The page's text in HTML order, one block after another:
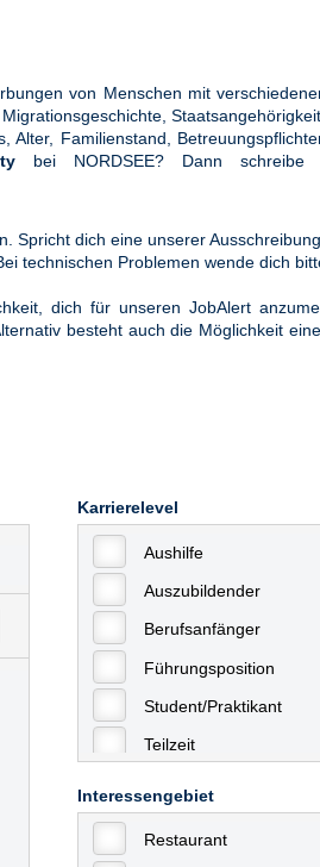
von Menschen mit
Alter, Familienstand,
bei NORDSEE? Dann
Spricht dich eine unserer
technischen Problemen wende dich
dich für unseren JobAlert
besteht auch die Möglichkeit
Karrierelevel
Aushilfe
Auszubildender
Berufsanfänger
Führungsposition
Student/Praktikant
Teilzeit
Interessengebiet
Restaurant